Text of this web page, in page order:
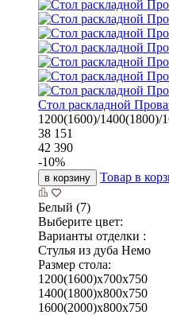
Стол раскладной
1200(1600)/1400(1800)/
38 151
42 390
-10%
в корзину Товар в
Белый (7)
Выберите цвет:
Варианты отделки :
Стулья из дуба Немо
Размер стола:
1200(1600)х700х750
1400(1800)х800х750
1600(2000)х800х750